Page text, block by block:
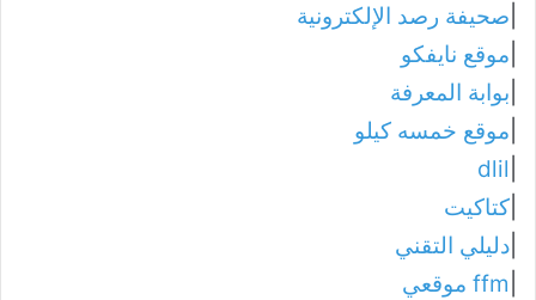
صحيفة رصد الإلكترونية
موقع نايفكو
بوابة المعرفة
موقع خمسه كيلو
dlil
كتاكيت
دليلي التقني
ffm موقعي